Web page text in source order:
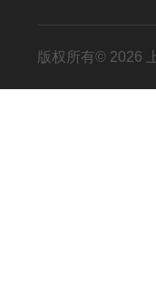
版权所有© 2026